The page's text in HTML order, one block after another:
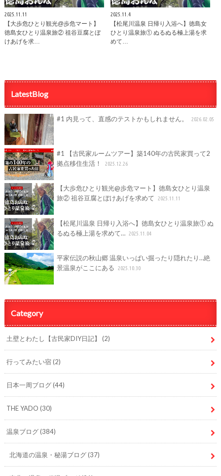
2025.11.11
【大歩危ひとり観光@歩危マート】
徳島女ひとり温泉旅② 祖谷豆腐とぼ
けあげを求…
2025.11.4
【松尾川温泉 日帰り入浴へ】徳島女
ひとり温泉旅① ぬるぬる極上湯を求
めて…
LatestBlog
#1 内見って、直感のテストかもしれません。 2026.02.05
#1 【古民家ルームツアー】築140年の古民家買って2
拠点移住生活！
2025.12.26
【大歩危ひとり観光@歩危マート】徳島女ひとり温泉
旅② 祖谷豆腐とぼけあげを求めて
2025.11.11
【松尾川温泉 日帰り入浴へ】徳島女ひとり温泉旅① ぬ
るぬる極上湯を求めて… 2025.11.04
平家伝説の秋山郷 温泉いっぱい掘ったり隠れたり…絶
景温泉がここにある
2025.10.30
Category
土壁とわたし【古民家DIY日記】 (2)
行ってみたい宿(2)
日本一周ブログ(44)
THE YADO (30)
温泉ブログ(384)
北海道の温泉・秘湯ブログ(37)